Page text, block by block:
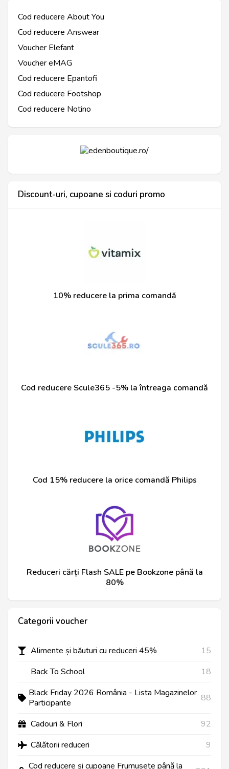
Cod reducere About You
Cod reducere Answear
Voucher Elefant
Voucher eMAG
Cod reducere Epantofi
Cod reducere Footshop
Cod reducere Notino
Discount-uri, cupoane si coduri promo
10% reducere la prima comandă
Cod reducere Scule365 -5% la întreaga comandă
Cod 15% reducere la orice comandă Philips
Reduceri cărți Flash SALE pe Bookzone până la
80%
Categorii voucher
Alimente și băuturi cu reduceri 45%
15
Back To School
18
Black Friday 2026 România - Lista Magazinelor
Participante
88
Cadouri & Flori
92
Călătorii reduceri
9
Cod reducere și cupoane Frumusețe până la